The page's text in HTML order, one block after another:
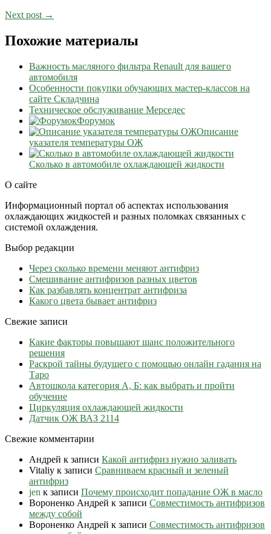
Next post →
Похожие материалы
Важность масляного фильтра Renault для вашего
автомобиля
Особенности покупки обучающих мастер-классов на
сайте Складчина
Техническое обслуживание Мерседес
Форумок
Описание
указателя температуры ОЖ
Сколько в автомобиле охлаждающей жидкости
О сайте
Информационный портал об аспектах использования
охлаждающих жидкостей и разных поломках связанных с
системой охлаждения.
Выбор редакции
Через сколько времени меняют антифриз
Cмешивание антифризов разных цветов
Как разбавлять концентрат антифриза
Какого цвета бывает антифриз
Свежие записи
Какие факторы повышают шанс положительного
решения
Раскрой тайны будущего с помощью онлайн гадания на
Таро
Автошкола категория А, Б: как выбрать и пройти
обучение
Циркуляция охлаждающей жидкости
Датчик ОЖ ВАЗ 2114
Свежие комментарии
Андрей к записи Какой антифриз нужно заливать
Vitaliy к записи Сравниваем красный и зеленый
антифриз
jen к записи Почему происходит попадание ОЖ в масло
Вороненко Андрей к записи Совместимость антифризов
между собой
Вороненко Андрей к записи Совместимость антифризов